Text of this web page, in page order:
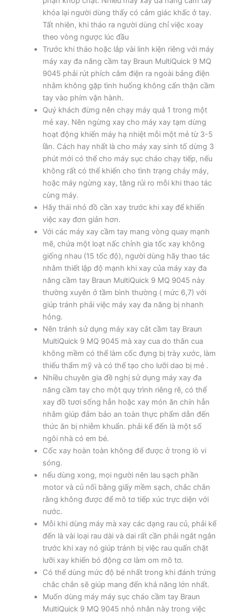
khóa lại người dùng thấy có cảm giác khấc ở tay.
Tất nhiên, khi tháo ra người dùng chỉ việc xoay
theo vòng ngược lúc đầu
Trước khi tháo hoặc lắp vài linh kiện riêng với máy
máy xay đa năng cầm tay Braun MultiQuick 9 MQ
9045 phải rút phích cắm điện ra ngoài bảng điện
nhằm không gặp tình huống không cẩn thận cầm
tay vào phím vận hành.
Quý khách đừng nên chạy máy quá 1 trong một
mẻ xay. Nên ngừng xay cho máy xay tạm dừng
hoạt động khiến máy hạ nhiệt mỗi một mẻ từ 3-5
lần. Cách hay nhất là cho máy xay sinh tố dừng 3
phút mới có thể cho máy sục cháo chạy tiếp, nếu
không rất có thể khiến cho tình trạng cháy máy,
hoặc máy ngừng xay, tăng rủi ro mỗi khi thao tác
cùng máy.
Hãy thái nhỏ đồ cần xay trước khi xay để khiến
việc xay đơn giản hơn.
Với các máy xay cầm tay mang vòng quay mạnh
mẽ, chứa một loạt nấc chỉnh gia tốc xay không
giống nhau (15 tốc độ), người dùng hãy thao tác
nhằm thiết lập độ mạnh khi xay của máy xay đa
năng cầm tay Braun MultiQuick 9 MQ 9045 này
thường xuyên ở tầm bình thường ( mức 6,7) với
giúp tránh phải việc máy xay đa năng bị nhanh
hỏng.
Nên tránh sử dụng máy xay cắt cầm tay Braun
MultiQuick 9 MQ 9045 mà xay cua do thân cua
không mềm có thể làm cốc đựng bị trày xước, làm
thiếu thẩm mỹ và có thể tạo cho lưỡi dao bị mẻ .
Nhiều chuyên gia đề nghị sử dụng máy xay đa
năng cầm tay cho một quy trình riêng rẽ, có thể
xay đồ tươi sống hẳn hoặc xay món ăn chín hẳn
nhằm giúp đảm bảo an toàn thực phẩm dẫn đến
thức ăn bị nhiễm khuẩn. phải kể đến là một số
ngôi nhà có em bé.
Cốc xay hoàn toàn không để được ở trong lò vi
sóng.
nếu dùng xong, mọi người nên lau sạch phần
motor và củ nối bằng giấy mềm sạch, chắc chắn
rằng không được để mô tơ tiếp xúc trực diện với
nước.
Mỗi khi dùng máy mà xay các dạng rau củ, phải kể
đến là vài loại rau dài và dai rất cần phải ngắt ngắn
trước khi xay nó giúp tránh bị việc rau quấn chặt
lưỡi xay khiến bó động cơ làm om mô tơ.
Có thể dùng mức độ bé nhất trong khi đánh trứng
chắc chắn sẽ giúp mang đến khả năng lớn nhất.
Muốn dùng máy máy sục cháo cầm tay Braun
MultiQuick 9 MQ 9045 nhỏ nhắn này trong việc